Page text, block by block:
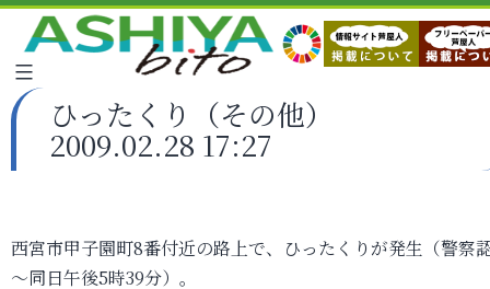
ひったくり（その他）
2009.02.28 17:27
西宮市甲子園町8番付近の路上で、ひったくりが発生（警察
～同日午後5時39分）。